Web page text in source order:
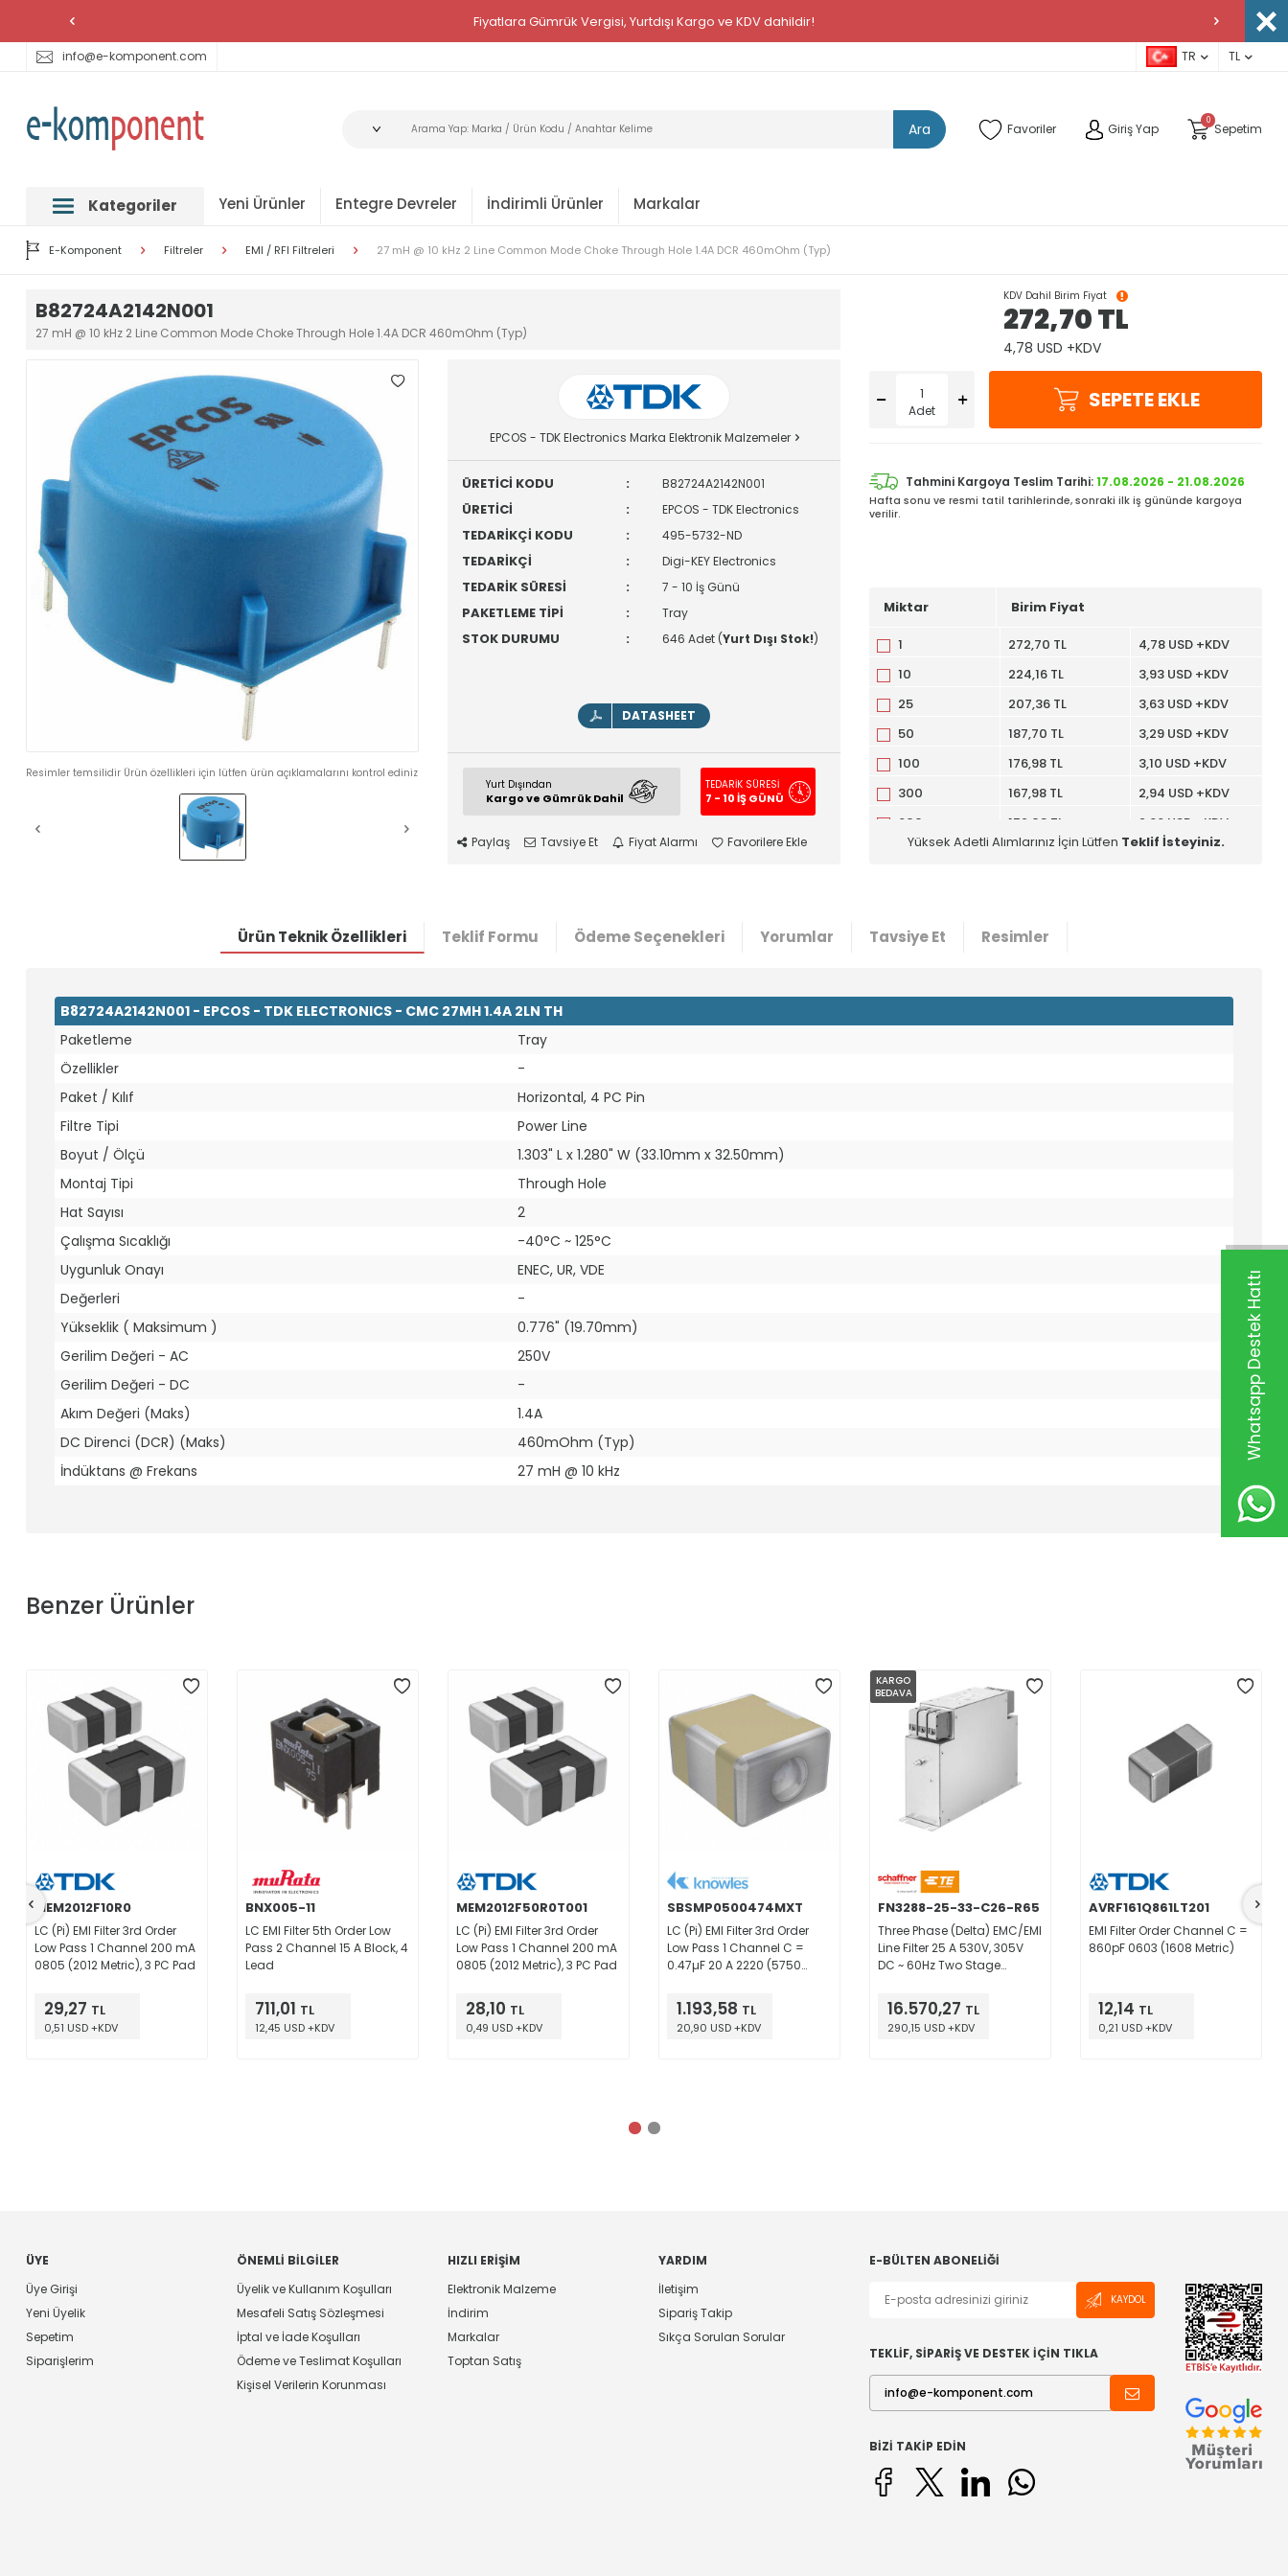
Whatsapp Destek Hattı
Fiyatlara Gümrük Vergisi, Yurtdışı Kargo ve KDV dahildir!
info@e-komponent.com TR TL
Ara Favoriler Giriş Yap
0
Sepetim
Kategoriler Yeni Ürünler Entegre Devreler İndirimli Ürünler Markalar
E-Komponent Filtreler EMI / RFI Filtreleri 27 mH @ 10 kHz 2 Line Common Mode Choke Through Hole 1.4A DCR 460mOhm (Typ)
B82724A2142N001
27 mH @ 10 kHz 2 Line Common Mode Choke Through Hole 1.4A DCR 460mOhm (Typ)
Resimler temsilidir Ürün özellikleri için lütfen ürün açıklamalarını kontrol ediniz
EPCOS - TDK Electronics Marka Elektronik Malzemeler
ÜRETİCİ KODU : B82724A2142N001
ÜRETİCİ : EPCOS - TDK Electronics
TEDARİKÇİ KODU : 495-5732-ND
TEDARİKÇİ : Digi-KEY Electronics
TEDARİK SÜRESİ : 7 - 10 İş Günü
PAKETLEME TİPİ : Tray
STOK DURUMU : 646 Adet (Yurt Dışı Stok!)
DATASHEET
Yurt Dışından
Kargo ve Gümrük Dahil
TEDARİK SÜRESİ
7 - 10 İŞ GÜNÜ
Paylaş Tavsiye Et Fiyat Alarmı Favorilere Ekle
KDV Dahil Birim Fiyat
272,70TL
4,78 USD +KDV
Adet SEPETE EKLE
Tahmini Kargoya Teslim Tarihi:17.08.2026 - 21.08.2026
Hafta sonu ve resmi tatil tarihlerinde, sonraki ilk iş gününde kargoya
verilir.
Miktar Birim Fiyat
1 272,70 TL
4,78 USD +KDV
10
224,16 TL
3,93 USD +KDV
25
207,36 TL
3,63 USD +KDV
50
187,70 TL
3,29 USD +KDV
100
176,98 TL
3,10 USD +KDV
300
167,98 TL
2,94 USD +KDV
600
152,08 TL
2,66 USD +KDV
1200
143,44 TL
2,51 USD +KDV
Yüksek Adetli Alımlarınız İçin Lütfen Teklif İsteyiniz.
Ürün Teknik Özellikleri Teklif Formu Ödeme Seçenekleri Yorumlar Tavsiye Et Resimler
B82724A2142N001 - EPCOS - TDK ELECTRONICS - CMC 27MH 1.4A 2LN TH
Paketleme
Tray
Özellikler
-
Paket / Kılıf
Horizontal, 4 PC Pin
Filtre Tipi
Power Line
Boyut / Ölçü
1.303" L x 1.280" W (33.10mm x 32.50mm)
Montaj Tipi
Through Hole
Hat Sayısı
2
Çalışma Sıcaklığı
-40°C ~ 125°C
Uygunluk Onayı
ENEC, UR, VDE
Değerleri
-
Yükseklik ( Maksimum )
0.776" (19.70mm)
Gerilim Değeri - AC
250V
Gerilim Değeri - DC
-
Akım Değeri (Maks)
1.4A
DC Direnci (DCR) (Maks)
460mOhm (Typ)
İndüktans @ Frekans
27 mH @ 10 kHz
Benzer Ürünler
MEM2012F10R0
LC (Pi) EMI Filter 3rd Order
Low Pass 1 Channel 200 mA
0805 (2012 Metric), 3 PC Pad
29,27 TL
0,51 USD +KDV
BNX005-11
LC EMI Filter 5th Order Low
Pass 2 Channel 15 A Block, 4
Lead
711,01 TL
12,45 USD +KDV
MEM2012F50R0T001
LC (Pi) EMI Filter 3rd Order
Low Pass 1 Channel 200 mA
0805 (2012 Metric), 3 PC Pad
28,10 TL
0,49 USD +KDV
SBSMP0500474MXT
LC (Pi) EMI Filter 3rd Order
Low Pass 1 Channel C =
0.47µF 20 A 2220 (5750
1.193,58 TL
20,90 USD +KDV
KARGO
BEDAVA
FN3288-25-33-C26-R65
Three Phase (Delta) EMC/EMI
Line Filter 25 A 530V, 305V
DC ~ 60Hz Two Stage
16.570,27 TL
290,15 USD +KDV
AVRF161Q861LT201
EMI Filter Order Channel C =
860pF 0603 (1608 Metric)
12,14 TL
0,21 USD +KDV
ÜYE
Üye Girişi
Yeni Üyelik
Sepetim
Siparişlerim
ÖNEMLI BILGILER
Üyelik ve Kullanım Koşulları
Mesafeli Satış Sözleşmesi
İptal ve İade Koşulları
Ödeme ve Teslimat Koşulları
Kişisel Verilerin Korunması
HIZLI ERIŞIM
Elektronik Malzeme
İndirim
Markalar
Toptan Satış
YARDIM
İletişim
Sipariş Takip
Sıkça Sorulan Sorular
E-BÜLTEN ABONELIĞI
KAYDOL
TEKLİF, SİPARİŞ VE DESTEK İÇİN TIKLA
BIZI TAKIP EDIN